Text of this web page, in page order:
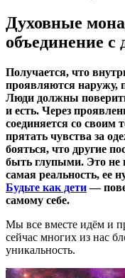
Духовные
объединение с
Получается, что
проявляются наружу,
Люди должны
и есть. Через
соединяется со своим
прятать чувства за
бояться, что другие
быть глупыми. Это не
самая реальность, ее
Будьте как дети—
самому себе.
Мы все вместе идём и
сейчас многих из нас
уникальность.